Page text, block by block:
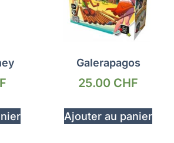
Galerapagos
25.00 CHF
Ajouter au panier